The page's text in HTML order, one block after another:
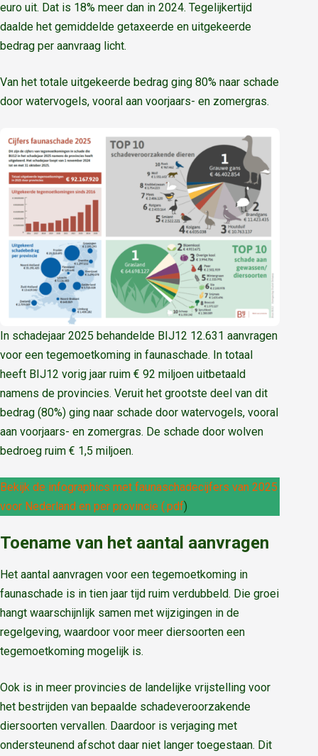
euro uit. Dat is 18% meer dan in 2024. Tegelijkertijd
daalde het gemiddelde getaxeerde en uitgekeerde
bedrag per aanvraag licht.
Van het totale uitgekeerde bedrag ging 80% naar schade
door watervogels, vooral aan voorjaars- en zomergras.
In schadejaar 2025 behandelde BIJ12 12.631 aanvragen
voor een tegemoetkoming in faunaschade. In totaal
heeft BIJ12 vorig jaar ruim € 92 miljoen uitbetaald
namens de provincies. Veruit het grootste deel van dit
bedrag (80%) ging naar schade door watervogels, vooral
aan voorjaars- en zomergras. De schade door wolven
bedroeg ruim € 1,5 miljoen.
Bekijk de infographics met faunaschadecijfers van 2025
voor Nederland en per provincie (.pdf)
Toename van het aantal aanvragen
Het aantal aanvragen voor een tegemoetkoming in
faunaschade is in tien jaar tijd ruim verdubbeld. Die groei
hangt waarschijnlijk samen met wijzigingen in de
regelgeving, waardoor voor meer diersoorten een
tegemoetkoming mogelijk is.
Ook is in meer provincies de landelijke vrijstelling voor
het bestrijden van bepaalde schadeveroorzakende
diersoorten vervallen. Daardoor is verjaging met
ondersteunend afschot daar niet langer toegestaan. Dit